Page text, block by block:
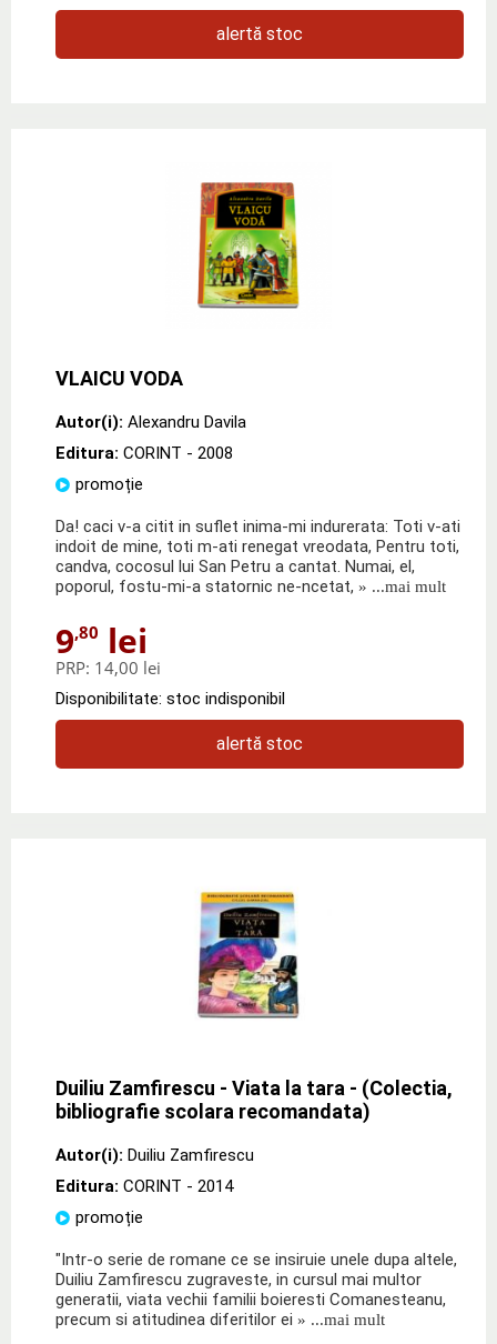
alertă stoc
VLAICU VODA
Autor(i): Alexandru Davila
Editura: CORINT - 2008
promoție
Da! caci v-a citit in suflet inima-mi indurerata: Toti v-ati
indoit de mine, toti m-ati renegat vreodata, Pentru toti,
candva, cocosul lui San Petru a cantat. Numai, el,
poporul, fostu-mi-a statornic ne-ncetat, » ...mai mult
9,80 lei
PRP: 14,00 lei
Disponibilitate: stoc indisponibil
alertă stoc
Duiliu Zamfirescu - Viata la tara - (Colectia,
bibliografie scolara recomandata)
Autor(i): Duiliu Zamfirescu
Editura: CORINT - 2014
promoție
"Intr-o serie de romane ce se insiruie unele dupa altele,
Duiliu Zamfirescu zugraveste, in cursul mai multor
generatii, viata vechii familii boieresti Comanesteanu,
precum si atitudinea diferitilor ei » ...mai mult